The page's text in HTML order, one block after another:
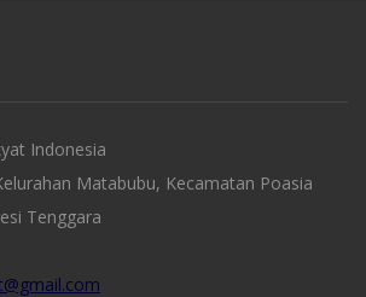
Indonesia
Matabubu, Kecamatan Poasia
Tenggara